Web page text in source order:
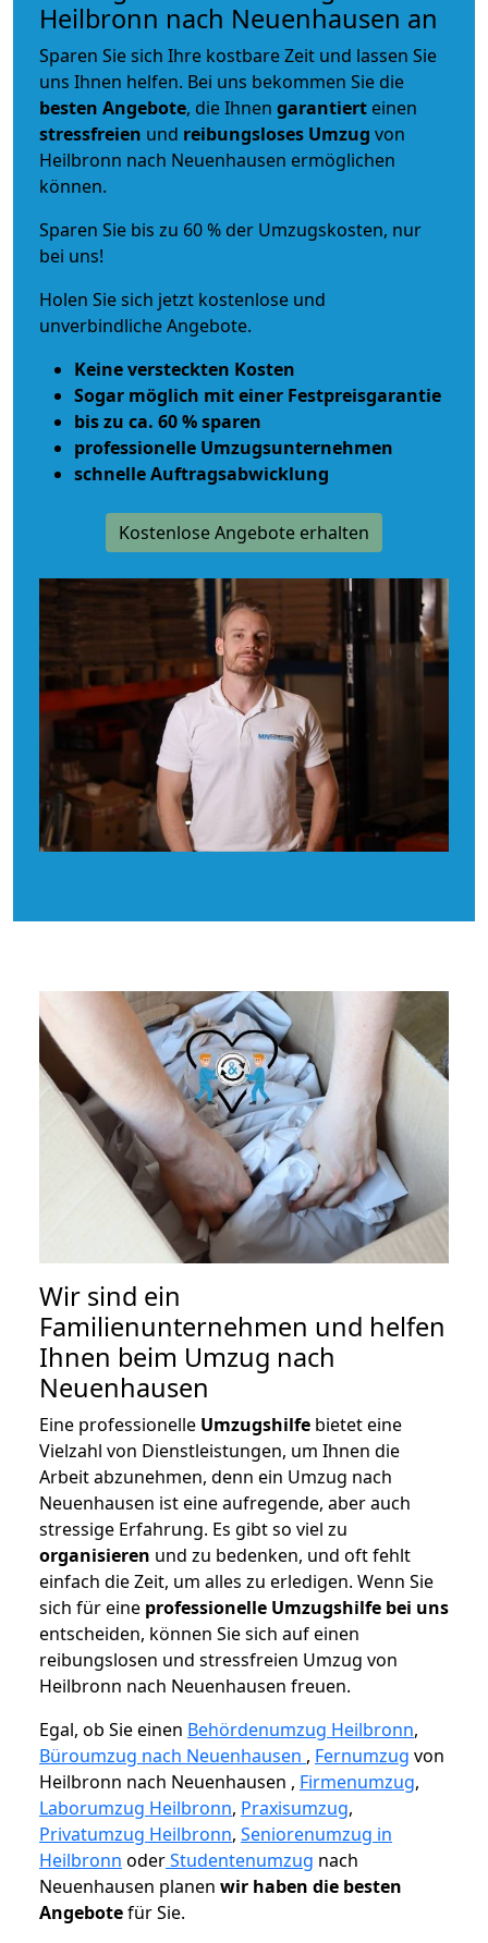
Heilbronn nach Neuenhausen an
Sparen Sie sich Ihre kostbare Zeit und lassen Sie
uns Ihnen helfen. Bei uns bekommen Sie die
besten Angebote, die Ihnen garantiert einen
stressfreien und reibungsloses Umzug von
Heilbronn nach Neuenhausen ermöglichen
können.
Sparen Sie bis zu 60 % der Umzugskosten, nur
bei uns!
Holen Sie sich jetzt kostenlose und
unverbindliche Angebote.
Keine versteckten Kosten
Sogar möglich mit einer Festpreisgarantie
bis zu ca. 60 % sparen
professionelle Umzugsunternehmen
schnelle Auftragsabwicklung
Kostenlose Angebote erhalten
Wir sind ein
Familienunternehmen und helfen
Ihnen beim Umzug nach
Neuenhausen
Eine professionelle Umzugshilfe bietet eine
Vielzahl von Dienstleistungen, um Ihnen die
Arbeit abzunehmen, denn ein Umzug nach
Neuenhausen ist eine aufregende, aber auch
stressige Erfahrung. Es gibt so viel zu
organisieren und zu bedenken, und oft fehlt
einfach die Zeit, um alles zu erledigen. Wenn Sie
sich für eine professionelle Umzugshilfe bei uns
entscheiden, können Sie sich auf einen
reibungslosen und stressfreien Umzug von
Heilbronn nach Neuenhausen freuen.
Egal, ob Sie einen Behördenumzug Heilbronn,
Büroumzug nach Neuenhausen , Fernumzug von
Heilbronn nach Neuenhausen , Firmenumzug,
Laborumzug Heilbronn, Praxisumzug,
Privatumzug Heilbronn, Seniorenumzug in
Heilbronn oderStudentenumzug nach
Neuenhausen planen wir haben die besten
Angebotefür Sie.